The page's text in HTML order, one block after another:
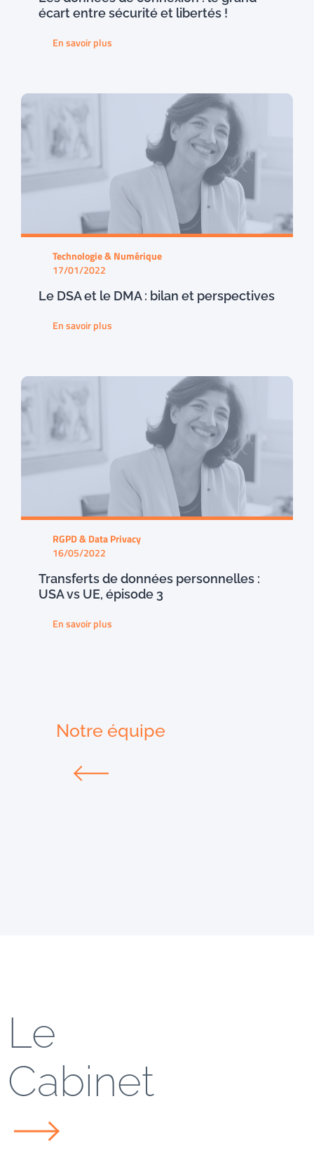
écart entre sécurité et libertés !
En savoir plus
Technologie & Numérique
17/01/2022
Le DSA et le DMA : bilan et perspectives
En savoir plus
RGPD & Data Privacy
16/05/2022
Transferts de données personnelles :
USA vs UE, épisode 3
En savoir plus
Notre équipe
Le
Cabinet